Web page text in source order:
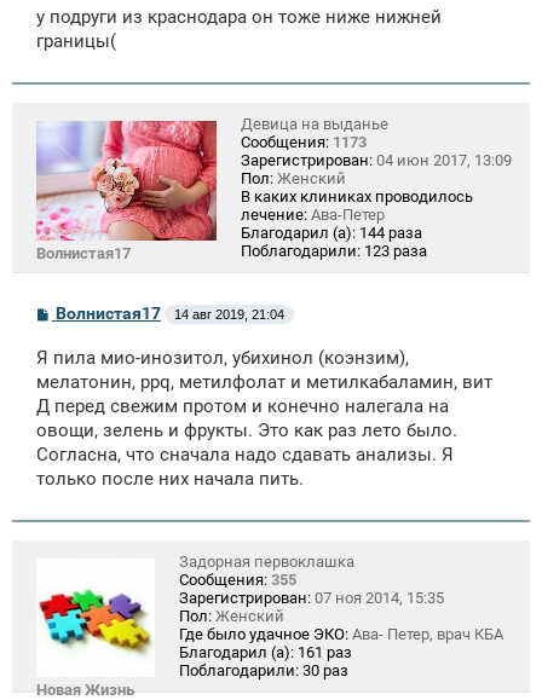
у подруги из краснодара он тоже ниже нижней
границы(
Волнистая17
Девица на выданье
Сообщения: 1173
Зарегистрирован: 04 июн 2017, 13:09
Пол: Женский
В каких клиниках проводилось
лечение: Ава-Петер
Благодарил (а): 144 раза
Поблагодарили: 123 раза
С
б
щ
н
и
Волнистая17 14 авг 2019, 21:04
Я пила мио-инозитол, убихинол (коэнзим),
мелатонин, ppq, метилфолат и метилкабаламин, вит
Д перед свежим протом и конечно налегала на
овощи, зелень и фрукты. Это как раз лето было.
Согласна, что сначала надо сдавать анализы. Я
только после них начала пить.
Новая Жизнь
Задорная первоклашка
Сообщения: 355
Зарегистрирован: 07 ноя 2014, 15:35
Пол: Женский
Где было удачное ЭКО: Ава- Петер, врач КБА
Благодарил (а): 161 раз
Поблагодарили: 30 раз